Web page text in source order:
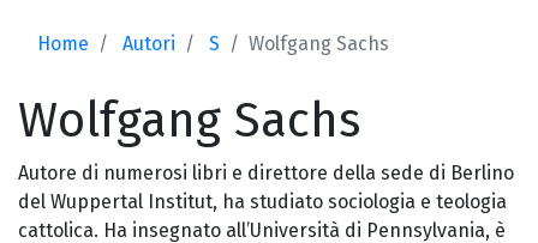
Home Autori S Wolfgang Sachs
Wolfgang Sachs
Autore di numerosi libri e direttore della sede di Berlino
del Wuppertal Institut, ha studiato sociologia e teologia
cattolica. Ha insegnato all’Università di Pennsylvania, è